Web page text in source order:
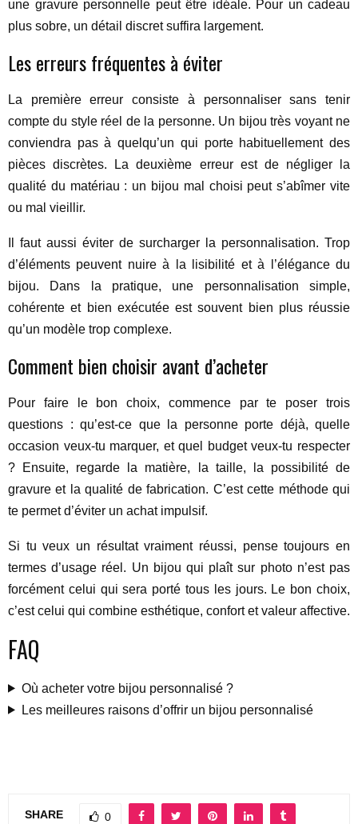
une gravure personnelle peut être idéale. Pour un cadeau
plus sobre, un détail discret suffira largement.
Les erreurs fréquentes à éviter
La première erreur consiste à personnaliser sans tenir
compte du style réel de la personne. Un bijou très voyant ne
conviendra pas à quelqu’un qui porte habituellement des
pièces discrètes. La deuxième erreur est de négliger la
qualité du matériau : un bijou mal choisi peut s’abîmer vite
ou mal vieillir.
Il faut aussi éviter de surcharger la personnalisation. Trop
d’éléments peuvent nuire à la lisibilité et à l’élégance du
bijou. Dans la pratique, une personnalisation simple,
cohérente et bien exécutée est souvent bien plus réussie
qu’un modèle trop complexe.
Comment bien choisir avant d’acheter
Pour faire le bon choix, commence par te poser trois
questions : qu’est-ce que la personne porte déjà, quelle
occasion veux-tu marquer, et quel budget veux-tu respecter
? Ensuite, regarde la matière, la taille, la possibilité de
gravure et la qualité de fabrication. C’est cette méthode qui
te permet d’éviter un achat impulsif.
Si tu veux un résultat vraiment réussi, pense toujours en
termes d’usage réel. Un bijou qui plaît sur photo n’est pas
forcément celui qui sera porté tous les jours. Le bon choix,
c’est celui qui combine esthétique, confort et valeur affective.
FAQ
Où acheter votre bijou personnalisé ?
Les meilleures raisons d’offrir un bijou personnalisé
SHARE 0